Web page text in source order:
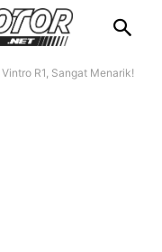
R1, Sangat Menarik!